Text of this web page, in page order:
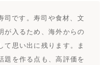
司です。寿司や食材、文
が入るため、海外からの
て思い出に残ります。ま
題を作る点も、高評価を